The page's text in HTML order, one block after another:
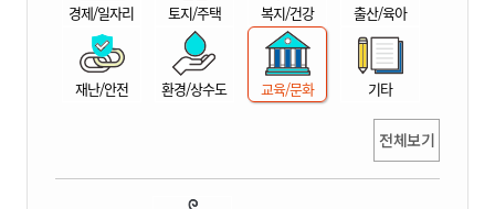
산
경제/일자리 토지/주택 복지/건강 출산/육아
재난/안전 환경/상수도 교육/문화 기타
전체보기